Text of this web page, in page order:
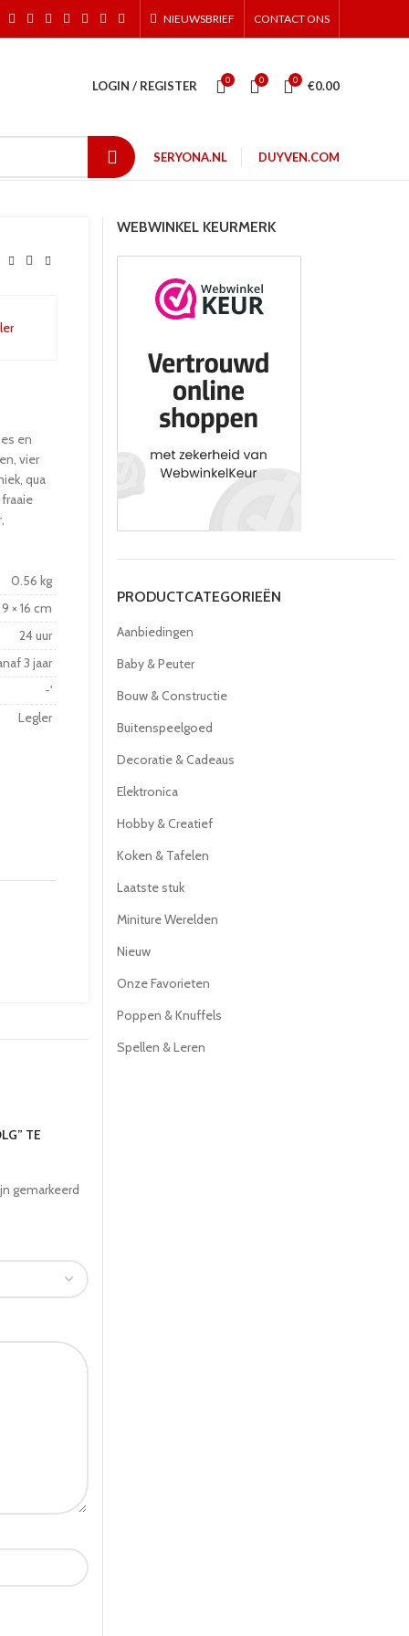
NIEUWSBRIEF CONTACT ONS
LOGIN / REGISTER 0 0 0 €0.00
SERYONA.NL DUYVEN.COM
en
vier
qua
0.56 kg
9 × 16 cm
24 uur
3 jaar
-'
Legler
TE
gemarkeerd
WEBWINKEL KEURMERK
PRODUCTCATEGORIEËN
Aanbiedingen
Baby & Peuter
Bouw & Constructie
Buitenspeelgoed
Decoratie & Cadeaus
Elektronica
Hobby & Creatief
Koken & Tafelen
Laatste stuk
Miniture Werelden
Nieuw
Onze Favorieten
Poppen & Knuffels
Spellen & Leren